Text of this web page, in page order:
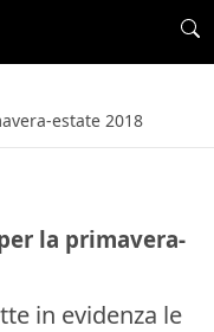
estate 2018
la primavera-
in evidenza le